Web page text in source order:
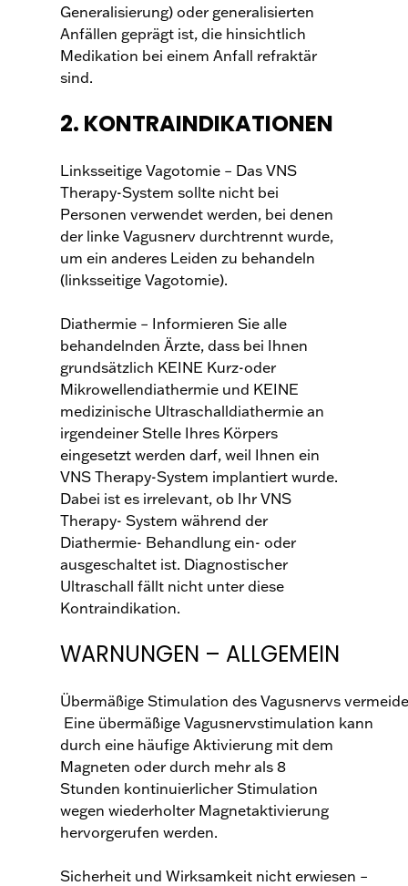
Generalisierung) oder generalisierten
Anfällen geprägt ist, die hinsichtlich
Medikation bei einem Anfall refraktär
sind.
2. KONTRAINDIKATIONEN
Linksseitige Vagotomie – Das VNS
Therapy-System sollte nicht bei
Personen verwendet werden, bei denen
der linke Vagusnerv durchtrennt wurde,
um ein anderes Leiden zu behandeln
(linksseitige Vagotomie).
Diathermie – Informieren Sie alle
behandelnden Ärzte, dass bei Ihnen
grundsätzlich KEINE Kurz-oder
Mikrowellendiathermie und KEINE
medizinische Ultraschalldiathermie an
irgendeiner Stelle Ihres Körpers
eingesetzt werden darf, weil Ihnen ein
VNS Therapy-System implantiert wurde.
Dabei ist es irrelevant, ob Ihr VNS
Therapy- System während der
Diathermie- Behandlung ein- oder
ausgeschaltet ist. Diagnostischer
Ultraschall fällt nicht unter diese
Kontraindikation.
WARNUNGEN – ALLGEMEIN
Übermäßige Stimulation des Vagusnervs
Eine übermäßige Vagusnervstimulation kann
durch eine häufige Aktivierung mit dem
Magneten oder durch mehr als 8
Stunden kontinuierlicher Stimulation
wegen wiederholter Magnetaktivierung
hervorgerufen werden.
Sicherheit und Wirksamkeit nicht erwiesen –